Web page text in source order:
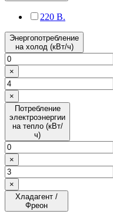
220 В.
Энергопотребление
на холод (кВт/ч)
×
×
Потребление
электроэнергии
на тепло (кВт/
ч)
×
×
Хладагент /
Фреон